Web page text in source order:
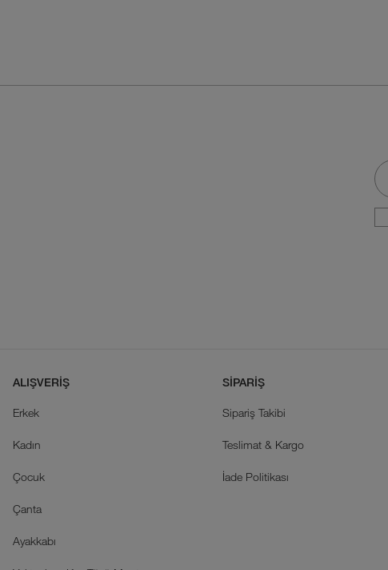
ALIŞVERİŞ
Erkek
Kadın
Çocuk
Çanta
Ayakkabı
SİPARİŞ
Sipariş Takibi
Teslimat & Kargo
İade Politikası